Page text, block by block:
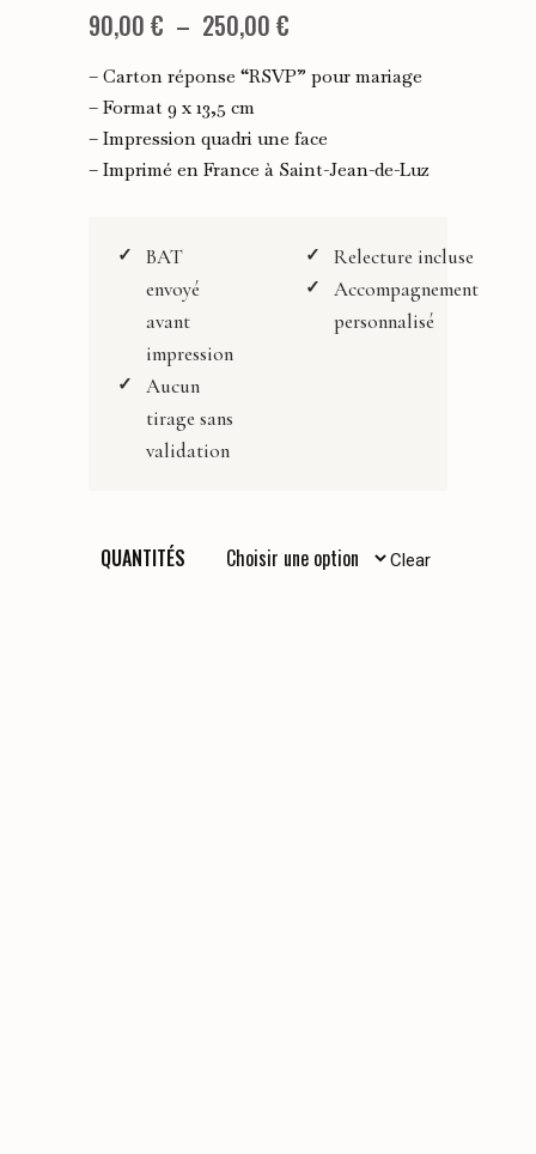
90,00 € – 250,00 €
de
90,00 €
à
– Carton réponse “RSVP” pour mariage
– Format 9 x 13,5 cm
– Impression quadri une face
– Imprimé en France à Saint-Jean-de-Luz
BAT
envoyé
avant
impression
Aucun
tirage sans
validation
Relecture incluse
Accompagnement
personnalisé
QUANTITÉS Clear